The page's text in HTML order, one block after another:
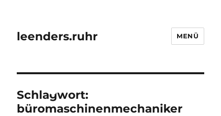
leenders.ruhr MENÜ
Schlagwort:
büromaschinenmechaniker